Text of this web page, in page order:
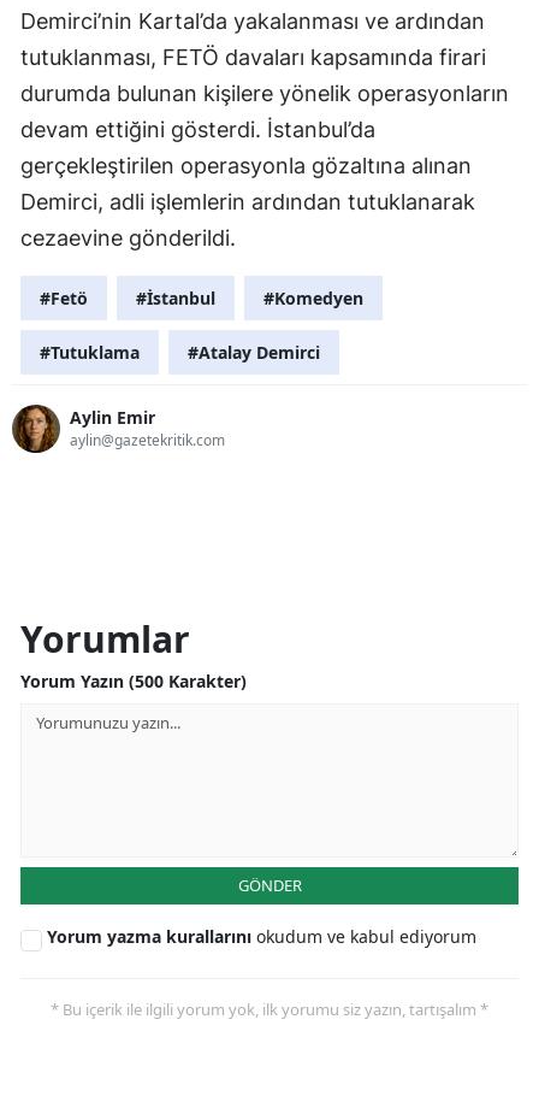
Demirci’nin Kartal’da yakalanması ve ardından
tutuklanması, FETÖ davaları kapsamında firari
durumda bulunan kişilere yönelik operasyonların
devam ettiğini gösterdi. İstanbul’da
gerçekleştirilen operasyonla gözaltına alınan
Demirci, adli işlemlerin ardından tutuklanarak
cezaevine gönderildi.
#Fetö #İstanbul #Komedyen
#Tutuklama #Atalay Demirci
Aylin Emir
aylin@gazetekritik.com
Yorumlar
Yorum Yazın (500 Karakter)
GÖNDER
Yorum yazma kurallarını okudum ve kabul ediyorum
* Bu içerik ile ilgili yorum yok, ilk yorumu siz yazın, tartışalım *